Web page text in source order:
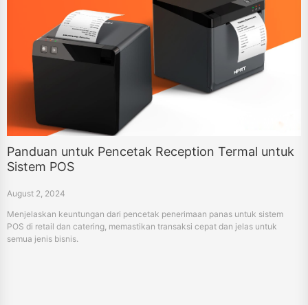
Panduan untuk Pencetak Reception Termal untuk
Sistem POS
August 2, 2024
Menjelaskan keuntungan dari pencetak penerimaan panas untuk sistem
POS di retail dan catering, memastikan transaksi cepat dan jelas untuk
semua jenis bisnis.